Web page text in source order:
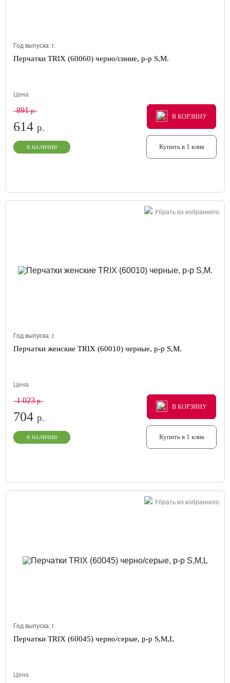
Год выпуска: г.
Перчатки TRIX (60060) черно/синие, р-р S,M.
Цена
891р.
614 р.
В НАЛИЧИИ
В КОРЗИНУ
В КОРЗИНУ
В КОРЗИНУ
Купить в 1 клик
Убрать из избранного
Год выпуска: г.
Перчатки женские TRIX (60010) черные, р-р S,M.
Цена
1 023р.
704 р.
В НАЛИЧИИ
В КОРЗИНУ
В КОРЗИНУ
В КОРЗИНУ
Купить в 1 клик
Убрать из избранного
Год выпуска: г.
Перчатки TRIX (60045) черно/серые, р-р S,M,L
Цена